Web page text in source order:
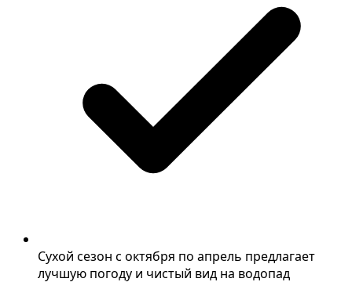
Сухой сезон с октября по апрель предлагает
лучшую погоду и чистый вид на водопад